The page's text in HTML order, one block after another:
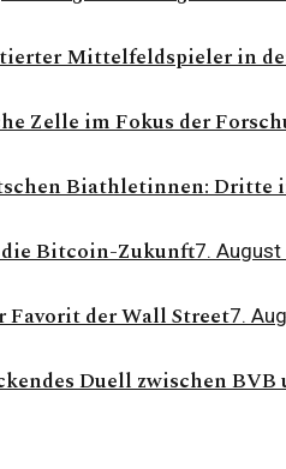
Mittelfeldspieler in
Zelle im Fokus der
Biathletinnen: Dritte
Bitcoin-Zukunft7.
Favorit der Wall Street7.
Duell zwischen BVB